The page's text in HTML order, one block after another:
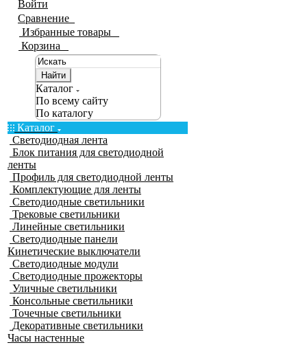
Войти
Сравнение
Избранные товары
Корзина
Найти
Каталог
По всему сайту
По каталогу
Каталог
Светодиодная лента
Блок питания для светодиодной
ленты
Профиль для светодиодной ленты
Комплектующие для ленты
Светодиодные светильники
Трековые светильники
Линейные светильники
Светодиодные панели
Кинетические выключатели
Светодиодные модули
Светодиодные прожекторы
Уличные светильники
Консольные светильники
Точечные светильники
Декоративные светильники
Часы настенные